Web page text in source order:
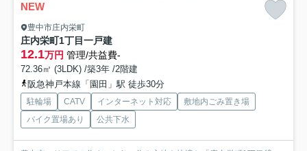
NEW
豊中市庄内栄町
庄内栄町1丁目一戸建
12.1万円 管理/共益費-
72.36㎡ (3LDK) /築3年 /2階建
阪急神戸本線「園田」駅 徒歩30分
駐輪場 CATV インターネット対応
敷地内ごみ置き場
バイク置場あり
公共下水